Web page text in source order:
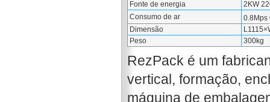
Fonte de energia
2KW
Consumo de ar
0.8Mps
Dimensão
Peso
300kg
RezPack é um
vertical, formação,
máquina de